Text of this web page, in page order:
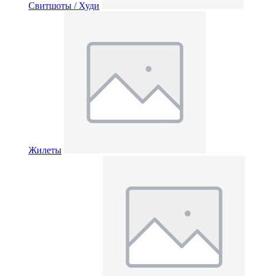
Свитшоты / Худи
Жилеты